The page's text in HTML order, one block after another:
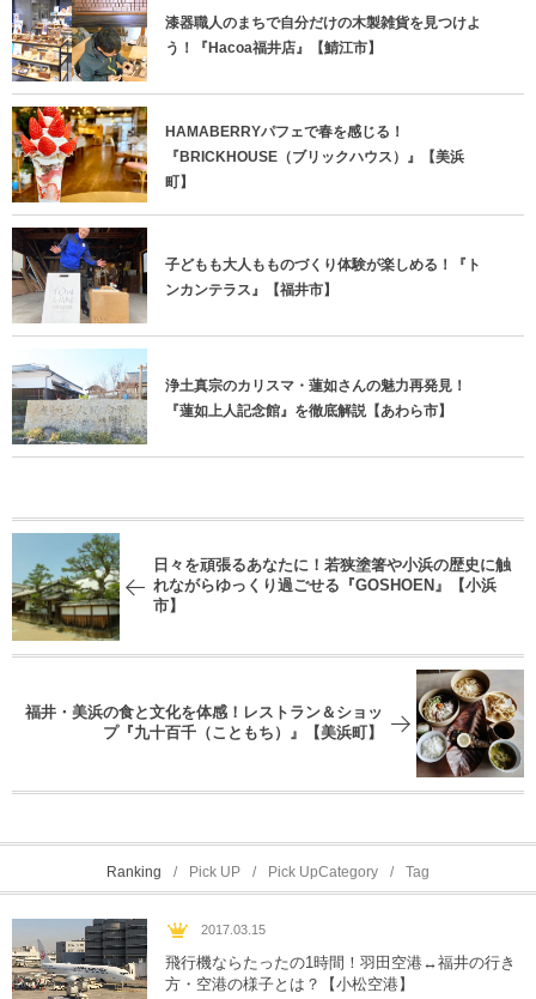
漆器職人のまちで自分だけの木製雑貨を見つけよ
う！『Hacoa福井店』【鯖江市】
HAMABERRYパフェで春を感じる！
『BRICKHOUSE（ブリックハウス）』【美浜
町】
子どもも大人もものづくり体験が楽しめる！『ト
ンカンテラス』【福井市】
浄土真宗のカリスマ・蓮如さんの魅力再発見！
『蓮如上人記念館』を徹底解説【あわら市】
日々を頑張るあなたに！若狭塗箸や小浜の歴史に触
れながらゆっくり過ごせる『GOSHOEN』【小浜
市】
福井・美浜の食と文化を体感！レストラン＆ショッ
プ『九十百千（こともち）』【美浜町】
Ranking Pick UP Pick UpCategory Tag
2017.03.15
飛行機ならたったの1時間！羽田空港↔︎福井の行き
方・空港の様子とは？【小松空港】